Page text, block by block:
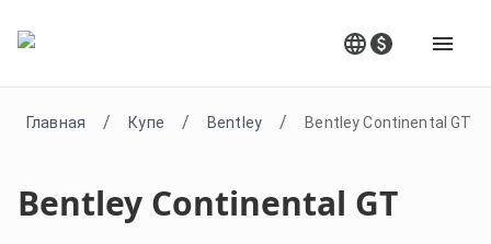
Главная / Купе / Bentley / Bentley Continental GT
Bentley Continental GT